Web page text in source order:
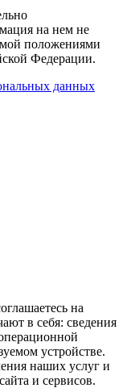
на нем не
положениями
Федерации.
данных
на
в себя: сведения
устройстве.
наших услуг и
и сервисов.